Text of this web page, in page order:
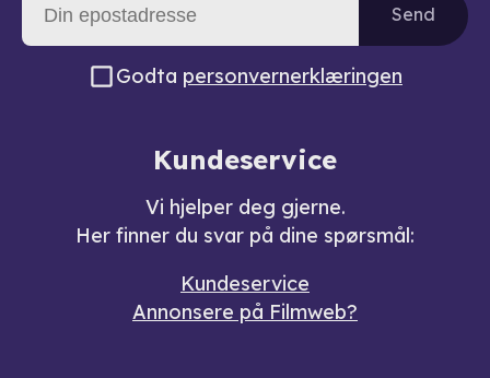
Send
Godta personvernerklæringen
Kundeservice
Vi hjelper deg gjerne.
Her finner du svar på dine spørsmål:
Kundeservice
Annonsere på Filmweb?